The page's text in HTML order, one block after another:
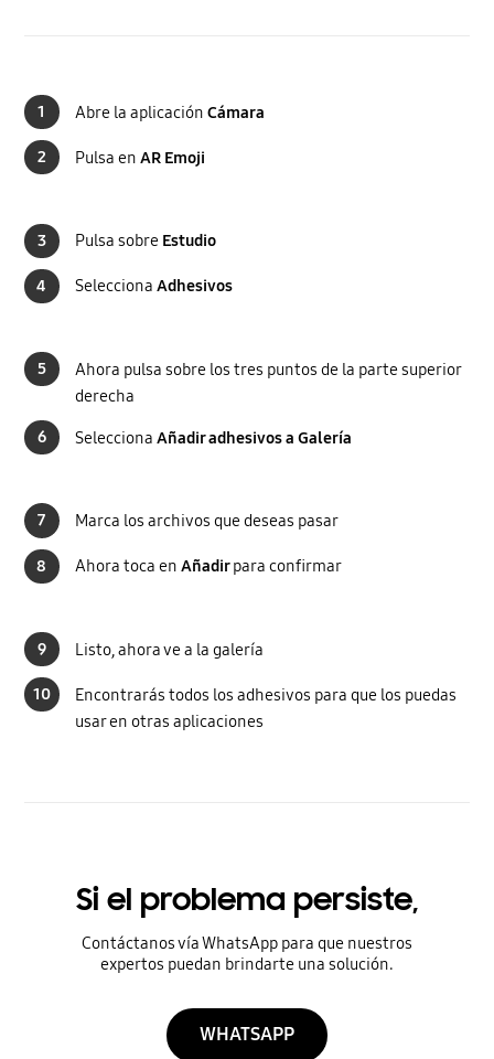
1 Abre la aplicaciónCámara
2 Pulsa enAR Emoji
3 Pulsa sobre Estudio
4 SeleccionaAdhesivos
5
Ahora pulsa sobre los tres puntos de la parte superior
derecha
6 SeleccionaAñadir adhesivos a Galería
7 Marca los archivos que deseas pasar
8 Ahora toca enAñadirpara confirmar
9 Listo, ahora ve a la galería
10
Encontrarás todos los adhesivos para que los puedas
usar en otras aplicaciones
Si el problema persiste,
Contáctanos vía WhatsApp para que nuestros
expertos puedan brindarte una solución.
WHATSAPP